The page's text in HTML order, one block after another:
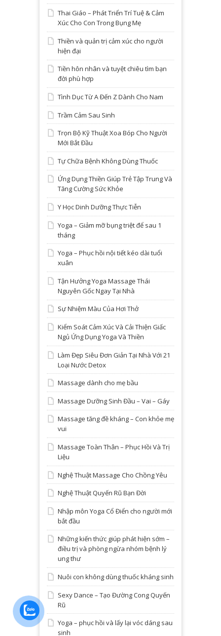
Thai Giáo – Phát Triển Trí Tuệ & Cảm
Xúc Cho Con Trong Bụng Mẹ
Thiền và quản trị cảm xúc cho người
hiện đại
Tiền hôn nhân và tuyệt chiêu tìm bạn
đời phù hợp
Tình Dục Từ A Đến Z Dành Cho Nam
Trầm Cảm Sau Sinh
Trọn Bộ Kỹ Thuật Xoa Bóp Cho Người
Mới Bắt Đầu
Tự Chữa Bệnh Không Dùng Thuốc
Ứng Dụng Thiền Giúp Trẻ Tập Trung Và
Tăng Cường Sức Khỏe
Y Học Dinh Dưỡng Thực Tiễn
Yoga – Giảm mỡ bụng triệt để sau 1
tháng
Yoga – Phục hồi nội tiết kéo dài tuổi
xuân
Tận Hưởng Yoga Massage Thái
Nguyên Gốc Ngay Tại Nhà
Sự Nhiệm Màu Của Hơi Thở
Kiểm Soát Cảm Xúc Và Cải Thiện Giấc
Ngủ Ứng Dụng Yoga Và Thiền
Làm Đẹp Siêu Đơn Giản Tại Nhà Với 21
Loại Nước Detox
Massage dành cho mẹ bầu
Massage Dưỡng Sinh Đầu – Vai – Gáy
Massage tăng đề kháng – Con khỏe mẹ
vui
Massage Toàn Thân – Phục Hồi Và Trị
Liệu
Nghệ Thuật Massage Cho Chồng Yêu
Nghệ Thuật Quyến Rũ Bạn Đời
Nhập môn Yoga Cổ Điển cho người mới
bắt đầu
Những kiến thức giúp phát hiện sớm –
điều trị và phòng ngừa nhóm bệnh lý
ung thư
Nuôi con không dùng thuốc kháng sinh
Sexy Dance – Tạo Đường Cong Quyến
Rũ
Yoga – phục hồi và lấy lại vóc dáng sau
sinh